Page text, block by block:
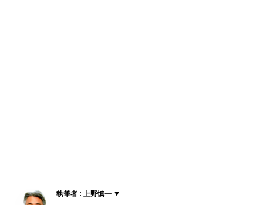
執筆者 : 上野慎一 ▼